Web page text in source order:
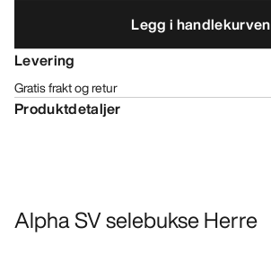
Legg i handlekurven
Levering
Gratis frakt og retur
Produktdetaljer
Alpha SV selebukse Herre